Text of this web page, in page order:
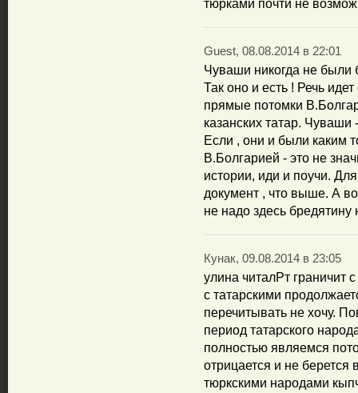
тюрками почти не
Guest, 08.08.2014 в 22:01
Чуваши никогда не были
Так оно и есть ! Речь
прямые потомки
казанских татар. Чуваши
Если , они и были каким
В.Болгарией - это не
истории, иди и поучи.
документ , что выше. А
не надо здесь
Кунак, 09.08.2014 в 23:05
улина читалРт граничит
с татарскими
перечитывать не хочу.
период татарского
полностью являемся
отрицается и не
тюркскими народами